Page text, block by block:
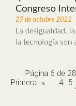
Congreso
27 de octubre 2022
La desigualdad,
la tecnología son
Página 6 de 28
Primera
« 4 5